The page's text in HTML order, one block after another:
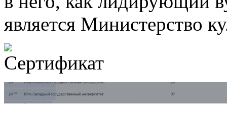
является Министерство